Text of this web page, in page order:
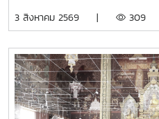
ประธานในพิธีเปิด โครงการอบ
ครู และนักศึกษา แผนกวิชาเทค
อย่างพร้อมเพรียง การอบรมครั้
ศาสตราจารย์ ดร.กนกวรรณ กร
ดร.ชูพงษ์ ภาคภูมิ วิทยากรผู้ท
3 สิงหาคม 2569 | 309